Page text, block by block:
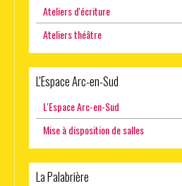
Ateliers d'écriture
Ateliers théâtre
L'Espace Arc-en-Sud
L'Espace Arc-en-Sud
Mise à disposition de salles
La Palabrière